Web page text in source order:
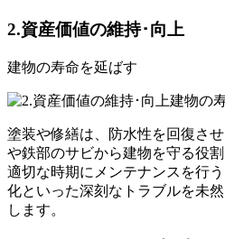
2.資産価値の維持･向上
建物の寿命を延ばす
塗装や修繕は、防水性を回復さ
や鉄部のサビから建物を守る役割
適切な時期にメンテナンスを行う
化といった深刻なトラブルを未
します。